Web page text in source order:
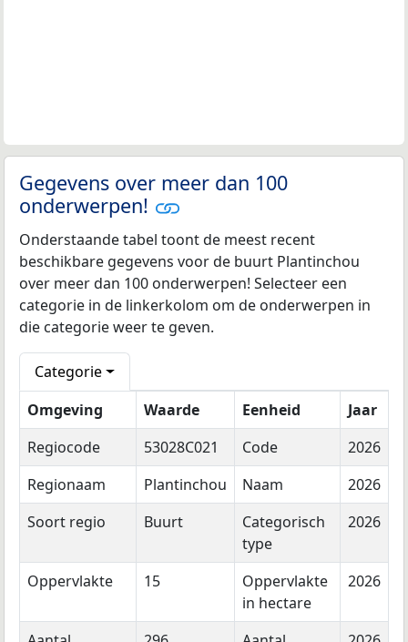
Gegevens over meer dan 100
onderwerpen!
Onderstaande tabel toont de meest recent
beschikbare gegevens voor de buurt Plantinchou
over meer dan 100 onderwerpen! Selecteer een
categorie in de linkerkolom om de onderwerpen in
die categorie weer te geven.
Categorie
Omgeving
Waarde Eenheid
Jaar
Regiocode
53028C021 Code
2026
Regionaam
Plantinchou Naam
2026
Soort regio
Buurt
Categorisch
type
2026
Oppervlakte 15
Oppervlakte
in hectare
2026